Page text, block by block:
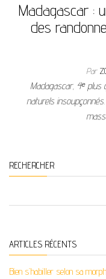
Madagascar :
des
Par
Madagascar, 4ᵉ plus
naturels
RECHERCHER
ARTICLES RÉCENTS
Bien s’habiller selon sa